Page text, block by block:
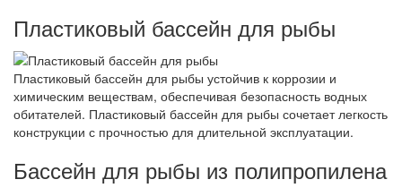
Пластиковый бассейн для рыбы
Пластиковый бассейн для рыбы устойчив к коррозии и
химическим веществам, обеспечивая безопасность водных
обитателей. Пластиковый бассейн для рыбы сочетает легкость
конструкции с прочностью для длительной эксплуатации.
Бассейн для рыбы из полипропилена